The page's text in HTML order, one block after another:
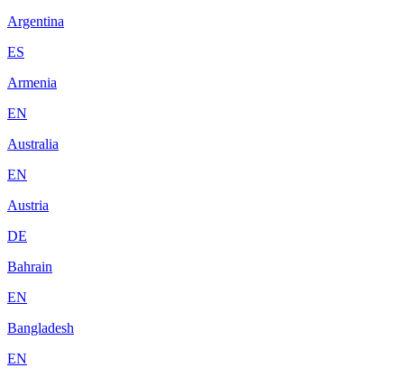
Argentina
ES
Armenia
EN
Australia
EN
Austria
DE
Bahrain
EN
Bangladesh
EN